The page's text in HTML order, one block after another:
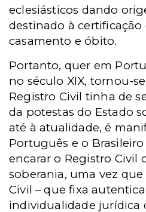
eclesiásticos dando
destinado à
casamento e óbito.
Portanto, quer em
no século XIX, tornou-
Registro Civil tinha de
da potestas do Estado
até à atualidade, é
Português e o
encarar o Registro Civil
soberania, uma vez que
Civil – que fixa
individualidade jurídica